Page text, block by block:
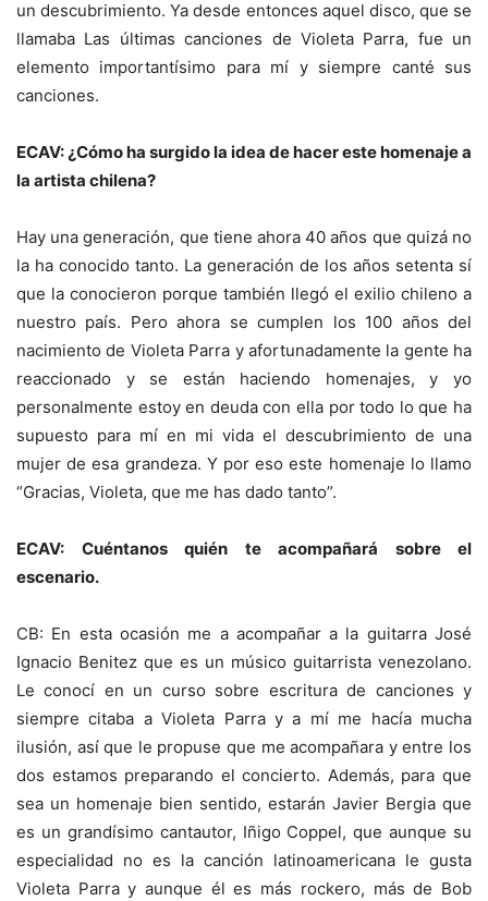
un descubrimiento. Ya desde entonces aquel disco, que se
llamaba Las últimas canciones de Violeta Parra, fue un
elemento importantísimo para mí y siempre canté sus
canciones.
ECAV: ¿Cómo ha surgido la idea de hacer este homenaje a
la artista chilena?
Hay una generación, que tiene ahora 40 años que quizá no
la ha conocido tanto. La generación de los años setenta sí
que la conocieron porque también llegó el exilio chileno a
nuestro país. Pero ahora se cumplen los 100 años del
nacimiento de Violeta Parra y afortunadamente la gente ha
reaccionado y se están haciendo homenajes, y yo
personalmente estoy en deuda con ella por todo lo que ha
supuesto para mí en mi vida el descubrimiento de una
mujer de esa grandeza. Y por eso este homenaje lo llamo
“Gracias, Violeta, que me has dado tanto”.
ECAV: Cuéntanos quién te acompañará sobre el
escenario.
CB: En esta ocasión me a acompañar a la guitarra José
Ignacio Benitez que es un músico guitarrista venezolano.
Le conocí en un curso sobre escritura de canciones y
siempre citaba a Violeta Parra y a mí me hacía mucha
ilusión, así que le propuse que me acompañara y entre los
dos estamos preparando el concierto. Además, para que
sea un homenaje bien sentido, estarán Javier Bergia que
es un grandísimo cantautor, Iñigo Coppel, que aunque su
especialidad no es la canción latinoamericana le gusta
Violeta Parra y aunque él es más rockero, más de Bob